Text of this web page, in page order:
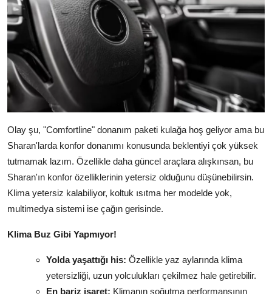
Olay şu, "Comfortline" donanım paketi kulağa hoş geliyor ama bu
Sharan'larda konfor donanımı konusunda beklentiyi çok yüksek
tutmamak lazım. Özellikle daha güncel araçlara alışkınsan, bu
Sharan'ın konfor özelliklerinin yetersiz olduğunu düşünebilirsin.
Klima yetersiz kalabiliyor, koltuk ısıtma her modelde yok,
multimedya sistemi ise çağın gerisinde.
Klima Buz Gibi Yapmıyor!
Yolda yaşattığı his: Özellikle yaz aylarında klima
yetersizliği, uzun yolculukları çekilmez hale getirebilir.
En bariz işaret: Klimanın soğutma performansının